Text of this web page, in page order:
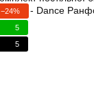
−24%
5
5